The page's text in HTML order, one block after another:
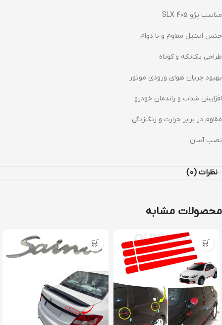
مناسب پژو 405 SLX
جنس استیل مقاوم و با دوام
طراحی یک‌تکه و کوتاه
بهبود جریان هوای ورودی موتور
افزایش شتاب و راندمان خودرو
مقاوم در برابر حرارت و زنگ‌زدگی
نصب آسان
نظرات (0)
محصولات مشابه